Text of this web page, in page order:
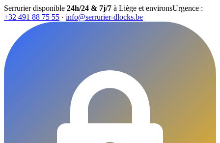
Serrurier disponible 24h/24 & 7j/7 à Liège et environsUrgence :
+32 491 88 75 55 · info@serrurier-dlocks.be